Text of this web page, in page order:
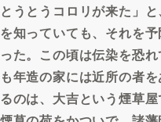
うとうコロリが来た」
知っていても、それを
た。この頃は伝染を恐
年造の家には近所の者
のは、大吉という煙草